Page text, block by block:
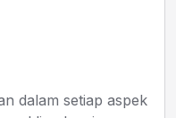
dalam setiap aspek